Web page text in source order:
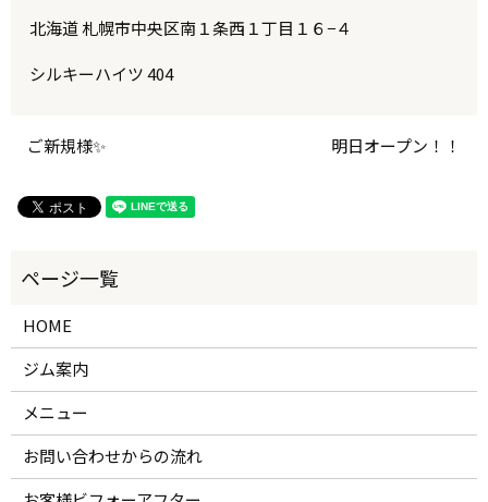
北海道 札幌市中央区南１条西１丁目１６−４
シルキーハイツ 404
ご新規様✨ 明日オープン！！
HOME
ジム案内
メニュー
お問い合わせからの流れ